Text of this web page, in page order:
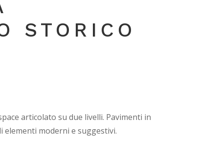
STORICO
articolato su due livelli. Pavimenti in
moderni e suggestivi.